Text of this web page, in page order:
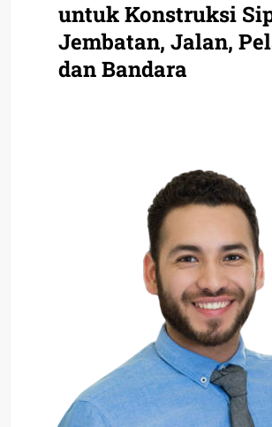
untuk Konstruksi
Jembatan, Jalan,
dan Bandara